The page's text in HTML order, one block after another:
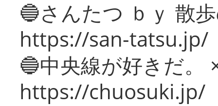
🔵さんたつ ｂｙ 散
https://san-tatsu.jp/
🔵中央線が好きだ。
https://chuosuki.jp/